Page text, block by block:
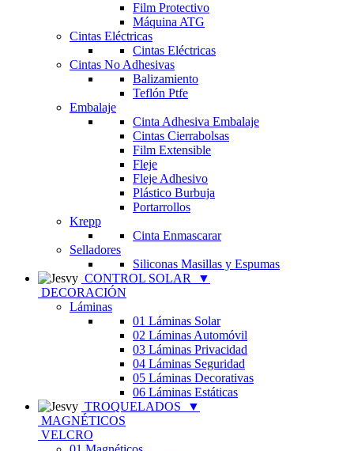
Film Protectivo
Máquina ATG
Cintas Eléctricas
Cintas Eléctricas
Cintas No Adhesivas
Balizamiento
Teflón Ptfe
Embalaje
Cinta Adhesiva Embalaje
Cintas Cierrabolsas
Film Extensible
Fleje
Fleje Adhesivo
Plástico Burbuja
Portarrollos
Krepp
Cinta Enmascarar
Selladores
Siliconas Masillas y Espumas
CONTROL SOLAR
▼
DECORACIÓN
Láminas
01 Láminas Solar
02 Láminas Automóvil
03 Láminas Privacidad
04 Láminas Seguridad
05 Láminas Decorativas
06 Láminas Estáticas
TROQUELADOS
▼
MAGNÉTICOS
VELCRO